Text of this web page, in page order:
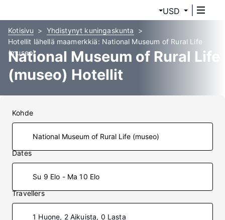
USD
Kotisivu
Yhdistynyt kuningaskunta
Hotellit lähellä maamerkkiä: National Museum of Rural Life
(museo)
National Museum of Rural Life
(museo) Hotellit
Kohde
Dates
Su 9 Elo - Ma 10 Elo
Travellers
1 Huone, 2 Aikuista, 0 Lasta